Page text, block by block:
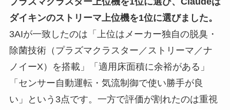
ダイキンのストリーマ上位機を1位に選びました。
3AIが一致したのは「上位はメーカー独自の脱臭・
除菌技術（プラズマクラスター／ストリーマ／ナ
ノイーX）を搭載」「適用床面積に余裕がある」
「センサー自動運転・気流制御で使い勝手が良
い」という3点です。一方で評価が割れたのは重視